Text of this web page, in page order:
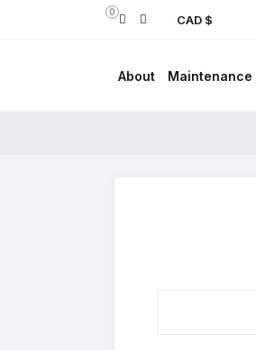
$ CAD
0
Maintenance
About